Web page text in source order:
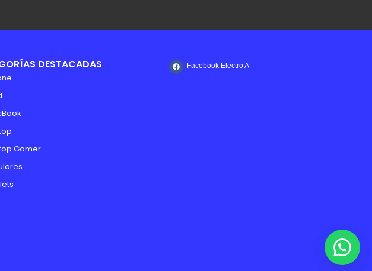
DESTACADAS
Gamer
Facebook Electro A